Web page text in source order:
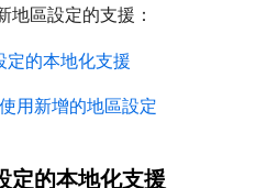
地區設定的支援：
定的本地化支援
用新增的地區設定
定的本地化支援